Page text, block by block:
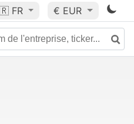
FR € EUR